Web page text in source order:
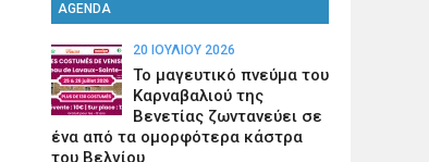
AGENDA
20 ΙΟΥΛΊΟΥ 2026
Το μαγευτικό πνεύμα του
Καρναβαλιού της
Βενετίας ζωντανεύει σε
ένα από τα ομορφότερα κάστρα
του Βελγίου